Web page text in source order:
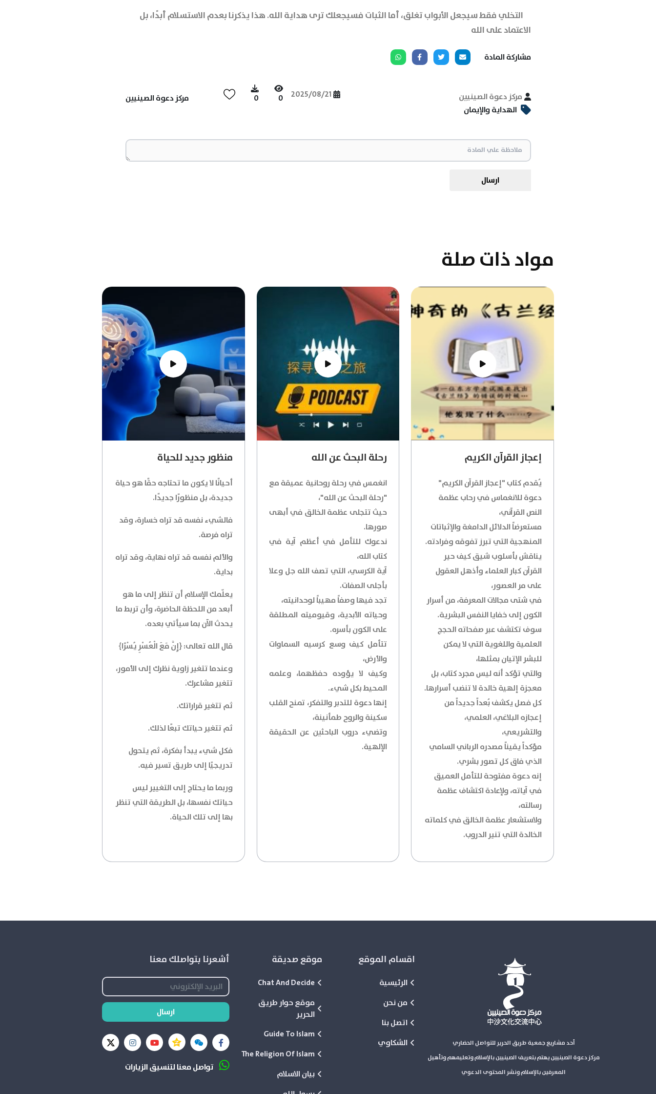
التخلي فقط سيجعل الأبواب تغلق، أما الثبات فسيجعلك ترى هداية الله. هذا يذكرنا بعدم الاستسلام أبدًا، بل
الاعتماد على الله
مشاركة المادة
مركز دعوة الصينيين 2025/08/21
0
0
مركز دعوة الصينيين
الهداية والإيمان
ارسال
مواد ذات صلة
إعجاز القرآن الكريم
يُقدم كتاب "إعجاز القرآن الكريم"
دعوة للانغماس في رحاب عظمة
النص القرآني،
مستعرضاً الدلائل الدامغة والإثباتات
المنهجية التي تبرز تفوقه وفرادته.
يناقش بأسلوب شيق كيف حير
القرآن كبار العلماء وأذهل العقول
على مر العصور،
في شتى مجالات المعرفة، من أسرار
الكون إلى خفايا النفس البشرية.
سوف تكتشف عبر صفحاته الحجج
العلمية واللغوية التي لا يمكن
للبشر الإتيان بمثلها،
والتي تؤكد أنه ليس مجرد كتاب، بل
معجزة إلهية خالدة لا تنضب أسرارها.
كل فصل يكشف بُعداً جديداً من
إعجازه البلاغي، العلمي،
والتشريعي،
مؤكداً يقيناً مصدره الرباني السامي
الذي فاق كل تصور بشري.
إنه دعوة مفتوحة للتأمل العميق
في آياته، ولإعادة اكتشاف عظمة
رسالته،
ولاستشعار عظمة الخالق في كلماته
الخالدة التي تنير الدروب.
رحلة البحث عن الله
انغمس في رحلة روحانية عميقة مع
"رحلة البحث عن الله"،
حيث تتجلى عظمة الخالق في أبهى
صورها.
ندعوك للتأمل في أعظم آية في
كتاب الله،
آية الكرسي، التي تصف الله جل وعلا
بأجلى الصفات.
تجد فيها وصفاً مهيباً لوحدانيته،
وحياته الأبدية، وقيوميته المطلقة
على الكون بأسره.
تتأمل كيف وسع كرسيه السماوات
والأرض،
وكيف لا يؤوده حفظهما، وعلمه
المحيط بكل شيء.
إنها دعوة للتدبر والتفكر، تمنح القلب
سكينة والروح طمأنينة،
وتضيء دروب الباحثين عن الحقيقة
الإلهية.
منظور جديد للحياة
أحيانًا لا يكون ما تحتاجه حقًا هو حياة
جديدة، بل منظورًا جديدًا.
فالشيء نفسه قد تراه خسارة، وقد
تراه فرصة.
والألم نفسه قد تراه نهاية، وقد تراه
بداية.
يعلّمك الإسلام أن تنظر إلى ما هو
أبعد من اللحظة الحاضرة، وأن تربط ما
يحدث الآن بما سيأتي بعده.
قال الله تعالى: ﴿إِنَّ مَعَ الْعُسْرِ يُسْرًا﴾
وعندما تتغير زاوية نظرك إلى الأمور،
تتغير مشاعرك.
ثم تتغير قراراتك.
ثم تتغير حياتك تبعًا لذلك.
فكل شيء يبدأ بفكرة، ثم يتحول
تدريجيًا إلى طريق تسير فيه.
وربما ما يحتاج إلى التغيير ليس
حياتك نفسها، بل الطريقة التي تنظر
بها إلى تلك الحياة.
أحد مشاريع جمعية طريق الحرير للتواصل الحضاري
مركز دعوة الصينيين يهتم بتعريف الصينيين بالإسلام وتعليمهم وتأهيل
المعرفين بالإسلام ونشر المحتوى الدعوي
اقسام الموقع
الرئيسية
من نحن
اتصل بنا
الشكاوي
موقع صديقة
Chat And Decide
موقع حوار طريق
الحرير
Guide To Islam
The Religion Of Islam
بيان الاسلام
أشعرنا بتواصلك معنا
ارسال
تواصل معنا لتنسيق الزيارات